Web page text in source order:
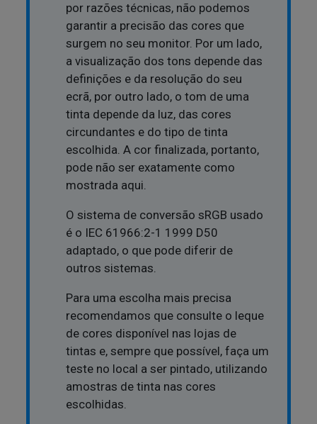
por razões técnicas, não podemos
garantir a precisão das cores que
surgem no seu monitor. Por um lado,
a visualização dos tons depende das
definições e da resolução do seu
ecrã, por outro lado, o tom de uma
tinta depende da luz, das cores
circundantes e do tipo de tinta
escolhida. A cor finalizada, portanto,
pode não ser exatamente como
mostrada aqui.
O sistema de conversão sRGB usado
é o IEC 61966:2-1 1999 D50
adaptado, o que pode diferir de
outros sistemas.
Para uma escolha mais precisa
recomendamos que consulte o leque
de cores disponível nas lojas de
tintas e, sempre que possível, faça um
teste no local a ser pintado, utilizando
amostras de tinta nas cores
escolhidas.